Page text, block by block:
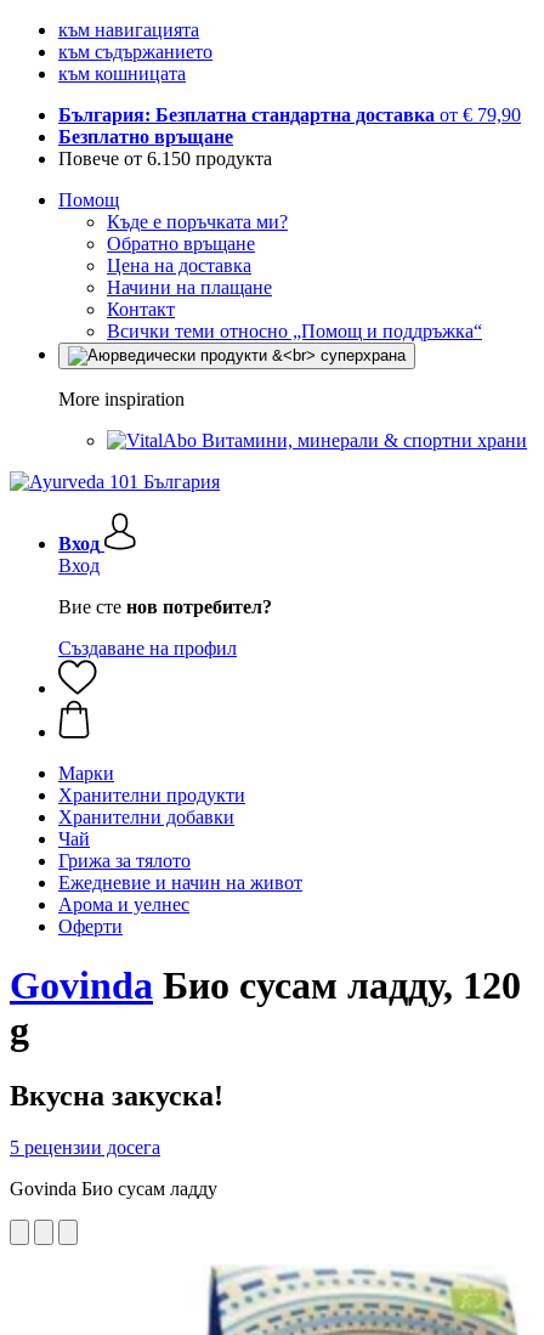
към навигацията
към съдържанието
към кошницата
България: Безплатна стандартна доставка от € 79,90
Безплатно връщане
Повече от 6.150 продукта
Помощ
Къде е поръчката ми?
Обратно връщане
Цена на доставка
Начини на плащане
Контакт
Всички теми относно „Помощ и поддръжка“
More inspiration
Витамини, минерали & спортни храни
Вход
Вход
Вие сте нов потребител?
Създаване на профил
Марки
Хранителни продукти
Хранителни добавки
Чай
Грижа за тялото
Ежедневие и начин на живот
Арома и уелнес
Оферти
Govinda Био сусам ладду, 120
g
Вкусна закуска!
5 рецензии досега
Govinda Био сусам ладду